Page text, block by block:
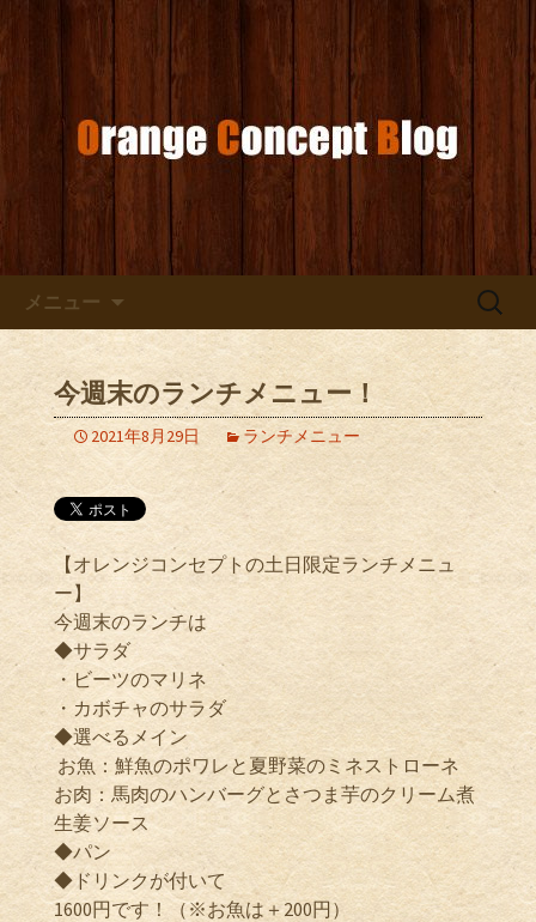
オレンジコンセプトブログ
お店からのお知らせ
メニュー
検
今週末のランチメニュー！
2021年8月29日 ランチメニュー
【オレンジコンセプトの土日限定ランチメニュ
ー】
今週末のランチは
◆サラダ
・ビーツのマリネ
・カボチャのサラダ
◆選べるメイン
お魚：鮮魚のポワレと夏野菜のミネストローネ
お肉：馬肉のハンバーグとさつま芋のクリーム煮
生姜ソース
◆パン
◆ドリンクが付いて
1600円です！（※お魚は＋200円）